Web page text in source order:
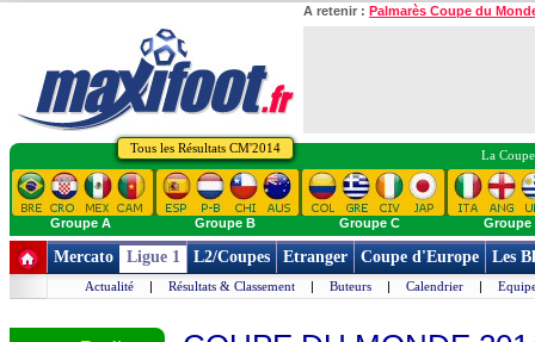
A retenir : Palmarès Coupe du
Tous les Résultats CM'2014 La
Groupe A Groupe B Groupe C Groupe
Mercato Ligue 1 L2/Coupes Etranger Coupe d'Europe Les
Actualité | Résultats & Classement | Buteurs | Calendrier |